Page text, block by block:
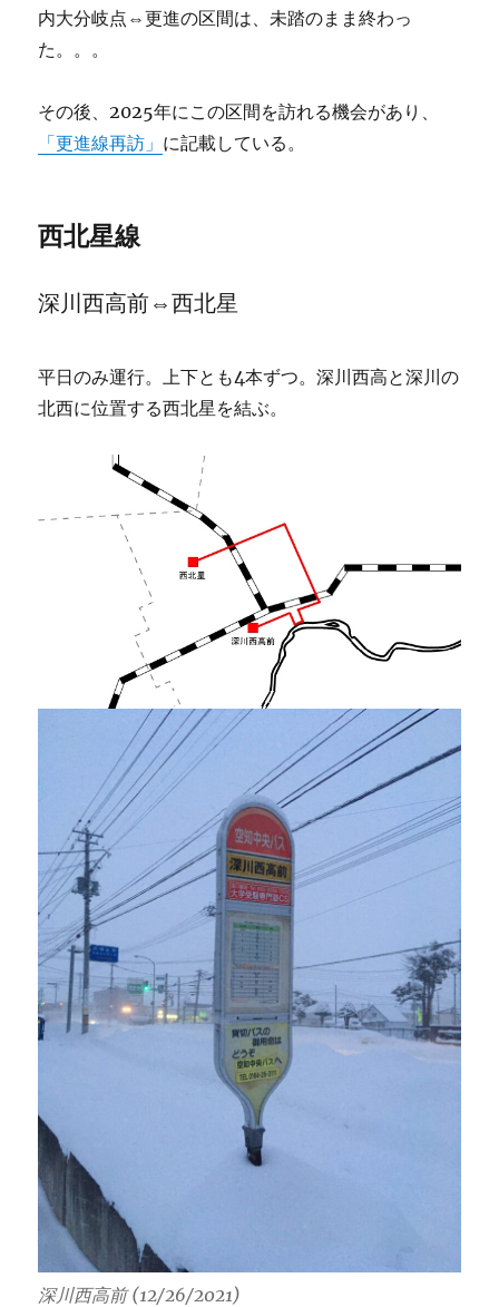
内大分岐点⇔更進の区間は、未踏のまま終わっ
た。。。
その後、2025年にこの区間を訪れる機会があり、
「更進線再訪」 に記載している。
西北星線
深川西高前⇔西北星
平日のみ運行。上下とも4本ずつ。深川西高と深川の
北西に位置する西北星を結ぶ。
深川西高前 (12/26/2021)